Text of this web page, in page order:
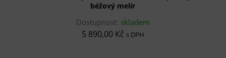
béžový melír
Dostupnost: skladem
5 890,00 Kč s DPH